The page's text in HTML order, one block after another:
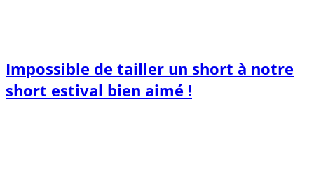
Impossible de tailler un short à notre
short estival bien aimé !